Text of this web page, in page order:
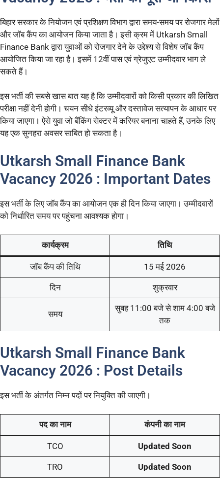
बिहार सरकार के नियोजन एवं प्रशिक्षण विभाग द्वारा समय-समय पर रोजगार मेलों
और जॉब कैंप का आयोजन किया जाता है। इसी क्रम में Utkarsh Small
Finance Bank द्वारा युवाओं को रोजगार देने के उद्देश्य से विशेष जॉब कैंप
आयोजित किया जा रहा है। इसमें 12वीं पास एवं ग्रेजुएट उम्मीदवार भाग ले
सकते हैं।
इस भर्ती की सबसे खास बात यह है कि उम्मीदवारों को किसी प्रकार की लिखित
परीक्षा नहीं देनी होगी। चयन सीधे इंटरव्यू और दस्तावेज सत्यापन के आधार पर
किया जाएगा। ऐसे युवा जो बैंकिंग सेक्टर में करियर बनाना चाहते हैं, उनके लिए
यह एक सुनहरा अवसर साबित हो सकता है।
Utkarsh Small Finance Bank
Vacancy 2026 : Important Dates
इस भर्ती के लिए जॉब कैंप का आयोजन एक ही दिन किया जाएगा। उम्मीदवारों
को निर्धारित समय पर पहुंचना आवश्यक होगा।
कार्यक्रम तिथि
जॉब कैंप की तिथि 15 मई 2026
दिन शुक्रवार
समय
सुबह 11:00 बजे से शाम 4:00 बजे
तक
Utkarsh Small Finance Bank
Vacancy 2026 : Post Details
इस भर्ती के अंतर्गत निम्न पदों पर नियुक्ति की जाएगी।
पद का नाम कंपनी का नाम
TCO Updated Soon
TRO Updated Soon